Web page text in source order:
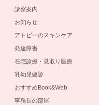
診察案内
お知らせ
アトピーのスキンケア
発達障害
在宅診療・見取り医療
乳幼児健診
おすすめBook&Web
事務長の部屋